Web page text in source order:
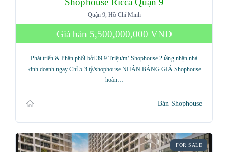
Quận 9, Hồ Chí Minh
Giá bán 5,500,000,000 VNĐ
Phát triển & Phân phối bởi 39.9 Triệu/m² Shophouse 2 tầng nhận nhà
kinh doanh ngay Chỉ 5.3 tỷ/shophouse NHẬN BẢNG GIÁ Shophouse
hoàn…
Bán Shophouse
FOR SALE